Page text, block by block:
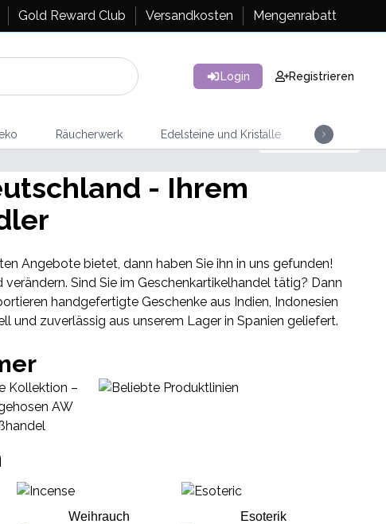
Gold Reward Club Versandkosten Mengenrabatt
Login Registrieren
Räucherwerk Edelsteine und Kristalle Artisan Tee
NEU AUF LAGER
EINKAUFEN
- Ihrem
Angebote bietet, dann haben Sie ihn in uns gefunden!
Sind Sie im Geschenkartikelhandel tätig? Dann
handgefertigte Geschenke aus Indien, Indonesien
und zuverlässig aus unserem Lager in Spanien geliefert.
Weihrauch Esoterik